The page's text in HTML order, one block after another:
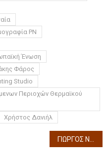
ΡΝ
Ένωση
Φάρος
Studio
Περιοχών Θερμαϊκού
Χρήστος Δανιήλ